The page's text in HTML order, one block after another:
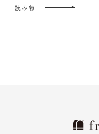
読み物